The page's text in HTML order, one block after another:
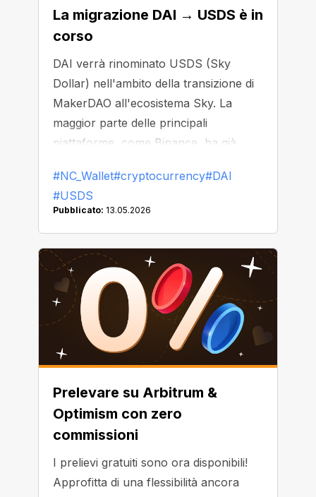
La migrazione DAI → USDS è in
corso
DAI verrà rinominato USDS (Sky
Dollar) nell'ambito della transizione di
MakerDAO all'ecosistema Sky. La
maggior parte delle principali
piattaforme, come Binance, ha già
dalla propria piattaforma.
#NC_Wallet#cryptocurrency#DAI
#USDS
Pubblicato: 13.05.2026
Prelevare su Arbitrum &
Optimism con zero
commissioni
I prelievi gratuiti sono ora disponibili!
Approfitta di una flessibilità ancora